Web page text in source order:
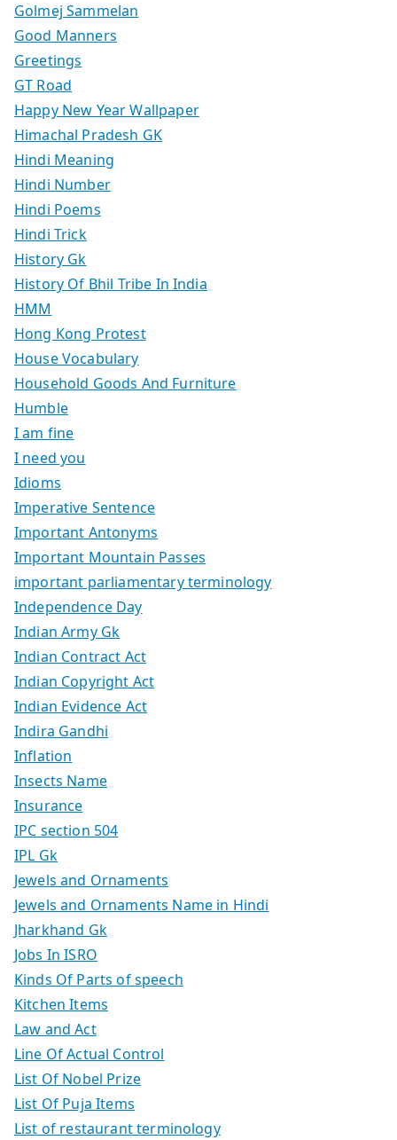
Golmej Sammelan
Good Manners
Greetings
GT Road
Happy New Year Wallpaper
Himachal Pradesh GK
Hindi Meaning
Hindi Number
Hindi Poems
Hindi Trick
History Gk
History Of Bhil Tribe In India
HMM
Hong Kong Protest
House Vocabulary
Household Goods And Furniture
Humble
I am fine
I need you
Idioms
Imperative Sentence
Important Antonyms
Important Mountain Passes
important parliamentary terminology
Independence Day
Indian Army Gk
Indian Contract Act
Indian Copyright Act
Indian Evidence Act
Indira Gandhi
Inflation
Insects Name
Insurance
IPC section 504
IPL Gk
Jewels and Ornaments
Jewels and Ornaments Name in Hindi
Jharkhand Gk
Jobs In ISRO
Kinds Of Parts of speech
Kitchen Items
Law and Act
Line Of Actual Control
List Of Nobel Prize
List Of Puja Items
List of restaurant terminology